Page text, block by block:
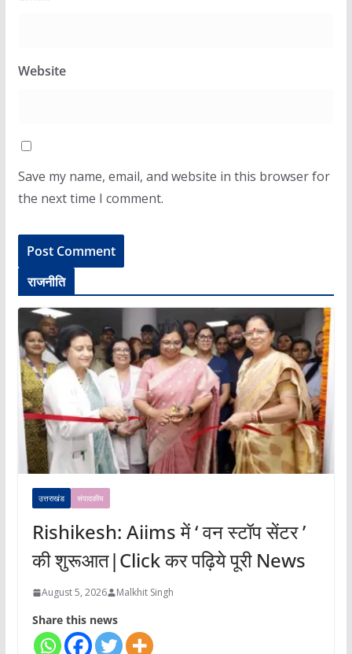
Website
Save my name, email, and website in this browser for
the next time I comment.
राजनीति
उत्तराखंड संपादकीय
Rishikesh: Aiims में ‘ वन स्टॉप सेंटर ’
की शुरूआत|Click कर पढ़िये पूरी News
August 5, 2026 Malkhit Singh
Share this news